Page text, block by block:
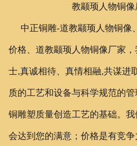
教颛顼人物铜像
中正铜雕-道教颛顼人物铜像
价格、道教颛顼人物铜像厂家
士,真诚相待、真情相融,共谋进
质的工艺和设备与科学规范的
铜雕塑质量创造工艺的基础。
会达到您的满意；价格是有竞